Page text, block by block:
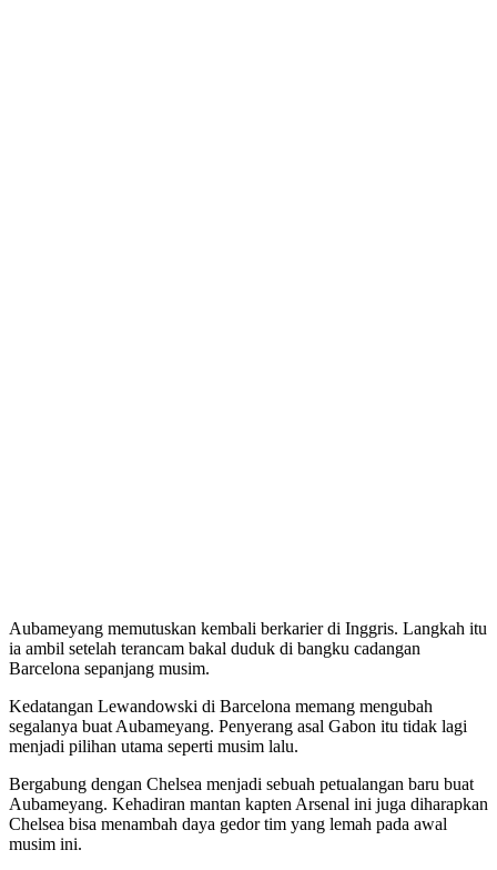
Aubameyang memutuskan kembali berkarier di Inggris. Langkah itu
ia ambil setelah terancam bakal duduk di bangku cadangan
Barcelona sepanjang musim.
Kedatangan Lewandowski di Barcelona memang mengubah
segalanya buat Aubameyang. Penyerang asal Gabon itu tidak lagi
menjadi pilihan utama seperti musim lalu.
Bergabung dengan Chelsea menjadi sebuah petualangan baru buat
Aubameyang. Kehadiran mantan kapten Arsenal ini juga diharapkan
Chelsea bisa menambah daya gedor tim yang lemah pada awal
musim ini.